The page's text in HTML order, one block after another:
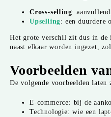
Cross-selling:
Upselling: een duurdere
Het grote verschil zit dus in de
naast elkaar worden ingezet,
Voorbeelden
De volgende voorbeelden
E-commerce: bij de
Technologie: wie een